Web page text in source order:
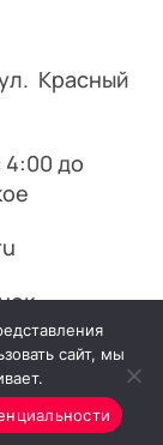
Красный
4:00 до
сайт, мы